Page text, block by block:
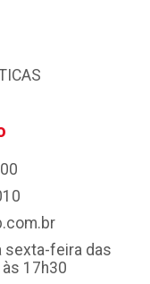
sexta-feira das
17h30